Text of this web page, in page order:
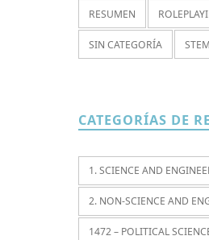
RESUMEN
SIN CATEGORÍA STEM
CATEGORÍAS DE
1. SCIENCE AND
2. NON-SCIENCE AND
1472 – POLITICAL